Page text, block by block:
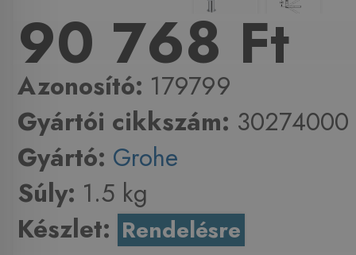
90 768 Ft
Azonosító: 179799
Gyártói cikkszám: 30274000
Gyártó: Grohe
Súly: 1.5 kg
Készlet: Rendelésre